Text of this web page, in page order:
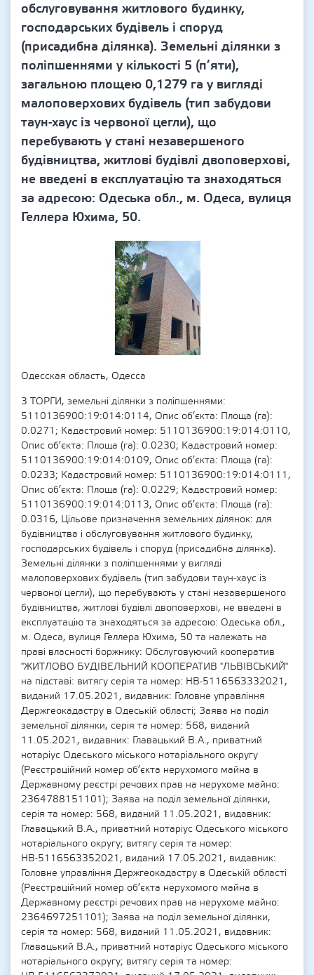
обслуговування житлового будинку,
господарських будівель і споруд
(присадибна ділянка). Земельні ділянки з
поліпшеннями у кількості 5 (п’яти),
загальною площею 0,1279 га у вигляді
малоповерхових будівель (тип забудови
таун-хаус із червоної цегли), що
перебувають у стані незавершеного
будівництва, житлові будівлі двоповерхові,
не введені в експлуатацію та знаходяться
за адресою: Одеська обл., м. Одеса, вулиця
Геллера Юхима, 50.
Одесская область, Одесса
3 ТОРГИ, земельні ділянки з поліпшеннями:
5110136900:19:014:0114, Опис об’єкта: Площа (га):
0.0271; Кадастровий номер: 5110136900:19:014:0110,
Опис об’єкта: Площа (га): 0.0230; Кадастровий номер:
5110136900:19:014:0109, Опис об’єкта: Площа (га):
0.0233; Кадастровий номер: 5110136900:19:014:0111,
Опис об’єкта: Площа (га): 0.0229; Кадастровий номер:
5110136900:19:014:0113, Опис об’єкта: Площа (га):
0.0316, Цільове призначення земельних ділянок: для
будівництва і обслуговування житлового будинку,
господарських будівель і споруд (присадибна ділянка).
Земельні ділянки з поліпшеннями у вигляді
малоповерхових будівель (тип забудови таун-хаус із
червоної цегли), що перебувають у стані незавершеного
будівництва, житлові будівлі двоповерхові, не введені в
експлуатацію та знаходяться за адресою: Одеська обл.,
м. Одеса, вулиця Геллера Юхима, 50 та належать на
праві власності боржнику: Обслуговуючий кооператив
"ЖИТЛОВО БУДІВЕЛЬНИЙ КООПЕРАТИВ "ЛЬВІВСЬКИЙ"
на підставі: витягу серія та номер: НВ-5116563332021,
виданий 17.05.2021, видавник: Головне управління
Держгеокадастру в Одеській області; Заява на поділ
земельної ділянки, серія та номер: 568, виданий
11.05.2021, видавник: Главацький В.А., приватний
нотаріус Одеського міського нотаріального округу
(Реєстраційний номер об’єкта нерухомого майна в
Державному реєстрі речових прав на нерухоме майно:
2364788151101); Заява на поділ земельної ділянки,
серія та номер: 568, виданий 11.05.2021, видавник:
Главацький В.А., приватний нотаріус Одеського міського
нотаріального округу; витягу серія та номер:
НВ-5116563352021, виданий 17.05.2021, видавник:
Головне управління Держгеокадастру в Одеській області
(Реєстраційний номер об’єкта нерухомого майна в
Державному реєстрі речових прав на нерухоме майно:
2364697251101); Заява на поділ земельної ділянки,
серія та номер: 568, виданий 11.05.2021, видавник:
Главацький В.А., приватний нотаріус Одеського міського
нотаріального округу; витягу серія та номер: